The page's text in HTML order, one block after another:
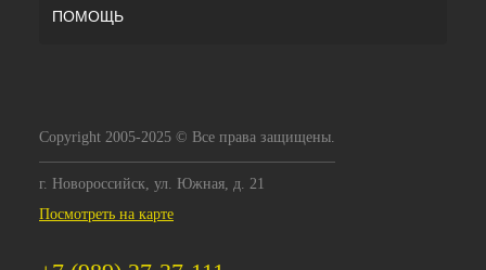
ПОМОЩЬ
Copyright 2005-2025 © Все права защищены.
г. Новороссийск, ул. Южная, д. 21
Посмотреть на карте